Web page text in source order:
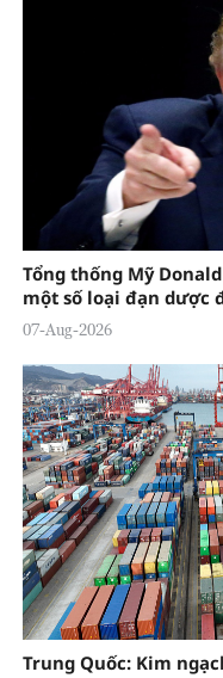
Tổng thống Mỹ
một số loại đạn dược
07-Aug-2026
Trung Quốc: Kim